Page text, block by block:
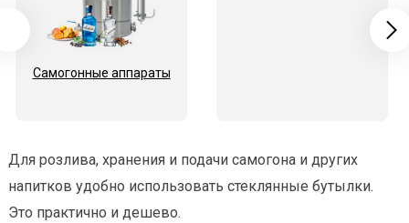
Самогонные аппараты
Для розлива, хранения и подачи самогона и других
напитков удобно использовать стеклянные бутылки.
Это практично и дешево.